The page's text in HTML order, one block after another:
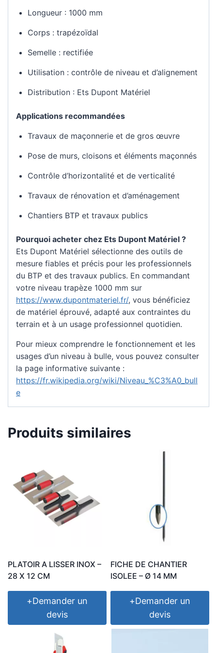
Longueur : 1000 mm
Corps : trapézoïdal
Semelle : rectifiée
Utilisation : contrôle de niveau et d’alignement
Distribution : Ets Dupont Matériel
Applications recommandées
Travaux de maçonnerie et de gros œuvre
Pose de murs, cloisons et éléments maçonnés
Contrôle d’horizontalité et de verticalité
Travaux de rénovation et d’aménagement
Chantiers BTP et travaux publics
Pourquoi acheter chez Ets Dupont Matériel ?
Ets Dupont Matériel sélectionne des outils de
mesure fiables et précis pour les professionnels
du BTP et des travaux publics. En commandant
votre niveau trapèze 1000 mm sur
https://www.dupontmateriel.fr/, vous bénéficiez
de matériel éprouvé, adapté aux contraintes du
terrain et à un usage professionnel quotidien.
Pour mieux comprendre le fonctionnement et les
usages d’un niveau à bulle, vous pouvez consulter
la page informative suivante :
https://fr.wikipedia.org/wiki/Niveau_%C3%A0_bull
e
Produits similaires
PLATOIR A LISSER INOX –
28 X 12 CM
+Demander un
devis
FICHE DE CHANTIER
ISOLEE – Ø 14 MM
+Demander un
devis